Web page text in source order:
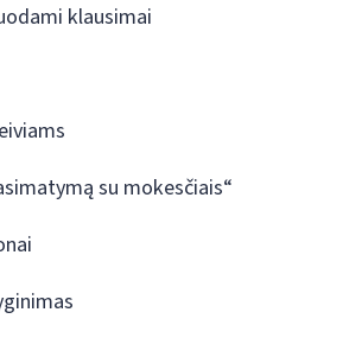
klausimai
su mokesčiais“